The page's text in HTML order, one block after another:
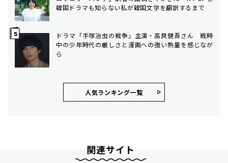
韓国ドラマも知らない私が韓国文学を翻訳するまで
ドラマ「手塚治虫の戦争」主演・高良健吾さん 戦時
中の少年時代の厳しさと漫画への強い熱量を感じなが
ら
人気ランキング⼀覧
関連サイト